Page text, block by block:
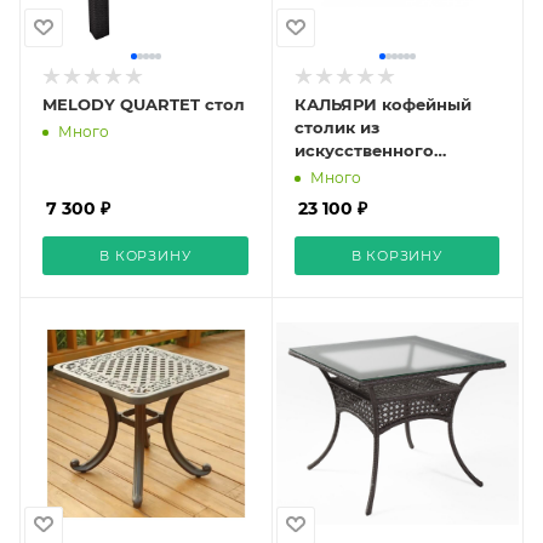
MELODY QUARTET стол
Много
7 300 ₽
В КОРЗИНУ
КАЛЬЯРИ кофейный
столик из
искусственного
ротанга (гиацинт), цвет
Много
23 100 ₽
В КОРЗИНУ